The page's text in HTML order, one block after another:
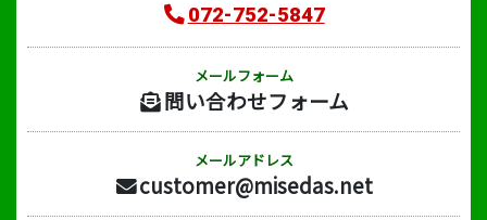
072-752-5847
メールフォーム
問い合わせフォーム
メールアドレス
customer@misedas.net